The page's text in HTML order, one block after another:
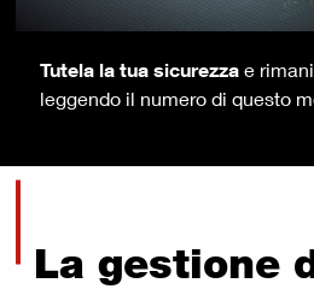
Tutela la tua sicurezza e
leggendo il numero di questo
La gestione